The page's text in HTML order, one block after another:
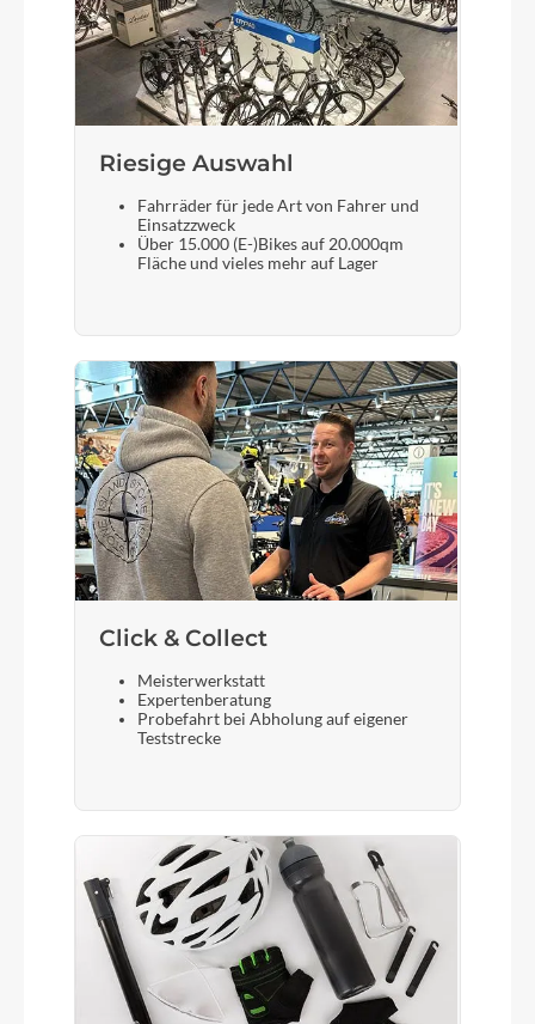
Schalthebel
Shimano GRX, ST-RX400, 2x10-fach, road STI-
Schalthebel
Bremshebel
Shimano GRX ST-RX400
Sattel
Syncros Tofino 2.5
Gabel
Grandurance Aluminium, Flatmount-Aufnahme,
drei Befestigungsösen pro Seite, 12x100 mm
Sattelstütze
Riesige Auswahl
Fahrräder für jede Art von Fahrer und
Einsatzzweck
Über 15.000 (E-)Bikes auf 20.000qm
Fläche und vieles mehr auf Lager
Click & Collect
Meisterwerkstatt
Expertenberatung
Probefahrt bei Abholung auf eigener
Teststrecke